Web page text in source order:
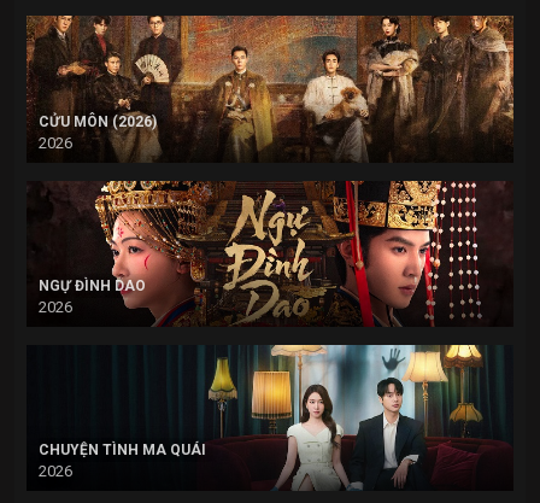
CỬU MÔN (2026)
2026
NGỰ ĐÌNH DAO
2026
CHUYỆN TÌNH MA QUÁI
2026